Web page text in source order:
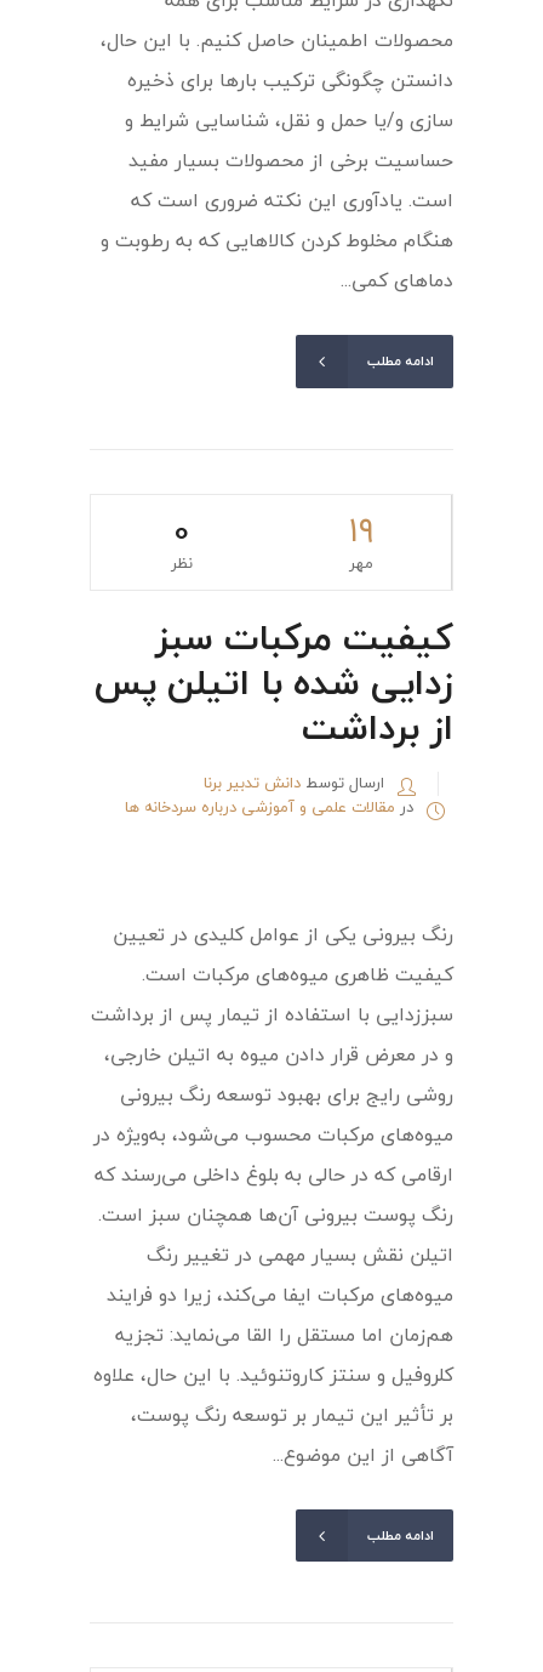
محصولات اطمینان حاصل کنیم. با این حال،
دانستن چگونگی ترکیب بارها برای ذخیره
سازی و/یا حمل و نقل، شناسایی شرایط و
حساسیت برخی از محصولات بسیار مفید
است. یادآوری این نکته ضروری است که
هنگام مخلوط کردن کالاهایی که به رطوبت و
دماهای کمی...
ادامه مطلب
۱۹
مهر
0
نظر
کیفیت مرکبات سبز
زدایی شده با اتیلن پس
از برداشت
ارسال توسط دانش تدبیر برنا
در مقالات علمی و آموزشی درباره سردخانه ها
رنگ بیرونی یکی از عوامل کلیدی در تعیین
کیفیت ظاهری میوه‌های مرکبات است.
سبززدایی با استفاده از تیمار پس از برداشت
و در معرض قرار دادن میوه به اتیلن خارجی،
روشی رایج برای بهبود توسعه رنگ بیرونی
میوه‌های مرکبات محسوب می‌شود، به‌ویژه در
ارقامی که در حالی به بلوغ داخلی می‌رسند که
رنگ پوست بیرونی آن‌ها همچنان سبز است.
اتیلن نقش بسیار مهمی در تغییر رنگ
میوه‌های مرکبات ایفا می‌کند، زیرا دو فرایند
هم‌زمان اما مستقل را القا می‌نماید: تجزیه
کلروفیل و سنتز کاروتنوئید. با این حال، علاوه
بر تأثیر این تیمار بر توسعه رنگ پوست،
آگاهی از این موضوع...
ادامه مطلب